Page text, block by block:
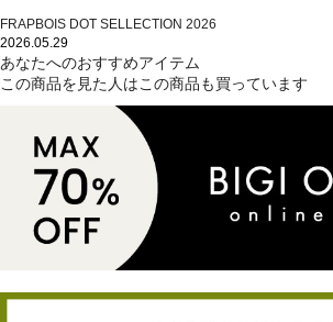
FRAPBOIS DOT SELLECTION 2026
2026.05.29
あなたへのおすすめアイテム
この商品を見た人はこの商品も買っています